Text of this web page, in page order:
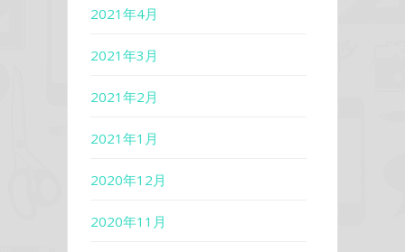
2021年4月
2021年3月
2021年2月
2021年1月
2020年12月
2020年11月